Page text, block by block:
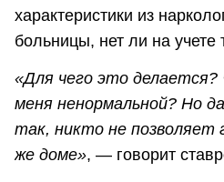
характеристики из
больницы, нет ли на учете
«Для чего это
меня ненормальной? Но
так, никто не позволяет
же доме», — говорит